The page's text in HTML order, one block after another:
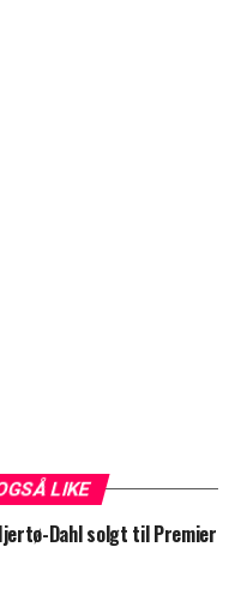
LIKE
Dahl solgt til Premier